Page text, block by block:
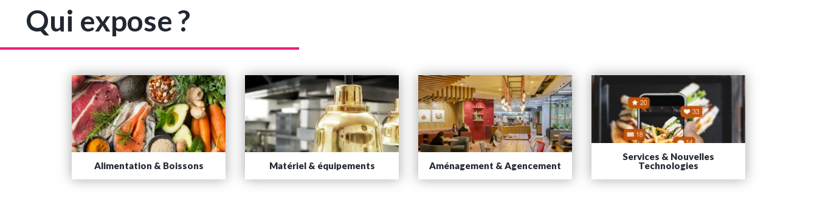
Qui expose ?
Alimentation & Boissons Matériel & équipements Aménagement & Agencement
Services & Nouvelles
Technologies